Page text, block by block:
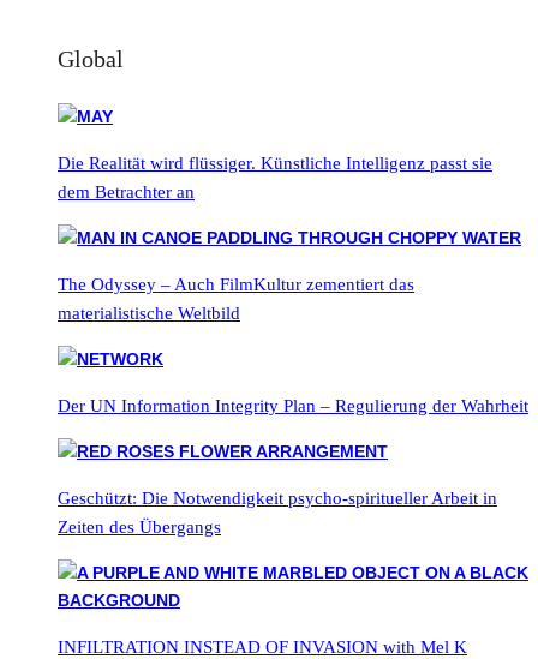
Global
Die Realität wird flüssiger. Künstliche Intelligenz passt sie
dem Betrachter an
The Odyssey – Auch FilmKultur zementiert das
materialistische Weltbild
Der UN Information Integrity Plan – Regulierung der Wahrheit
Geschützt: Die Notwendigkeit psycho-spiritueller Arbeit in
Zeiten des Übergangs
INFILTRATION INSTEAD OF INVASION with Mel K